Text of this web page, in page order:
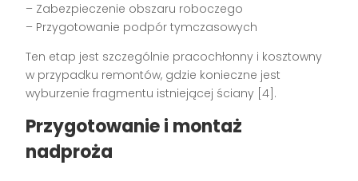
– Zabezpieczenie obszaru roboczego
– Przygotowanie podpór tymczasowych
Ten etap jest szczególnie pracochłonny i kosztowny
w przypadku remontów, gdzie konieczne jest
wyburzenie fragmentu istniejącej ściany [4].
Przygotowanie i montaż
nadproża